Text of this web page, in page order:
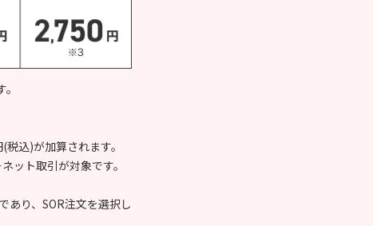
込)が加算されます。
ット取引が対象です。
り、SOR注文を選択し